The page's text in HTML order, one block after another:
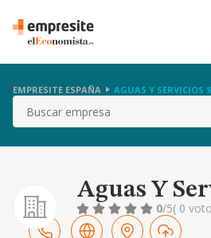
EMPRESITE ESPAÑA AGUAS Y SERVICIOS
Buscar
Aguas Y
0/5( 0